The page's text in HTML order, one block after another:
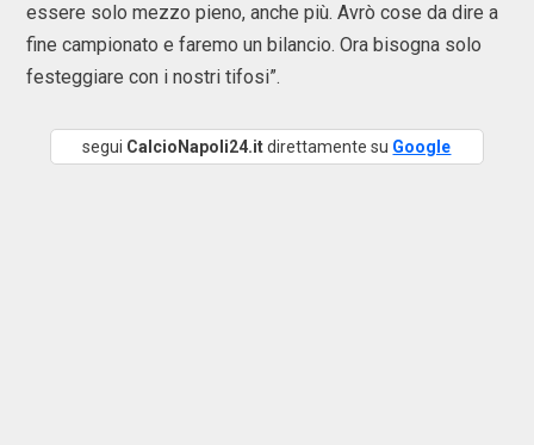
essere solo mezzo pieno, anche più. Avrò cose da dire a
fine campionato e faremo un bilancio. Ora bisogna solo
festeggiare con i nostri tifosi”.
segui CalcioNapoli24.itdirettamente su Google